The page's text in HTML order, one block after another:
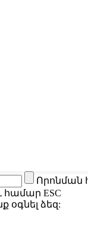
Որոնման
համար ESC
օգնել ձեզ: